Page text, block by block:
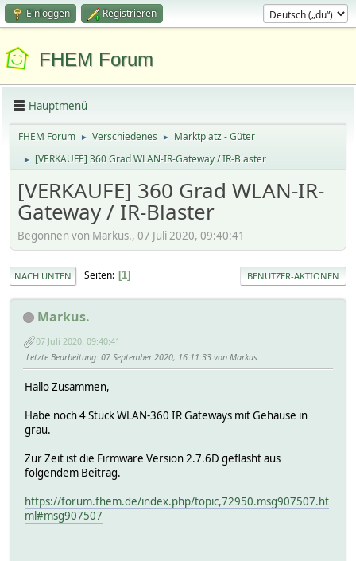
Einloggen Registrieren
FHEM Forum
Hauptmenü
FHEM Forum ► Verschiedenes ► Marktplatz - Güter
► [VERKAUFE] 360 Grad WLAN-IR-Gateway / IR-Blaster
[VERKAUFE] 360 Grad WLAN-IR-
Gateway / IR-Blaster
Begonnen von Markus., 07 Juli 2020, 09:40:41
NACH UNTEN Seiten 1 BENUTZER-AKTIONEN
Markus.
07 Juli 2020, 09:40:41
Letzte Bearbeitung: 07 September 2020, 16:11:33 von Markus.
Hallo Zusammen,
Habe noch 4 Stück WLAN-360 IR Gateways mit Gehäuse in
grau.
Zur Zeit ist die Firmware Version 2.7.6D geflasht aus
folgendem Beitrag.
https://forum.fhem.de/index.php/topic,72950.msg907507.ht
ml#msg907507